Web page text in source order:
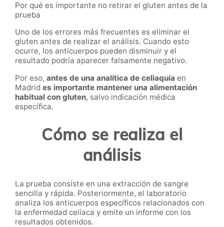
Por qué es importante no retirar el gluten antes de la
prueba
Uno de los errores más frecuentes es eliminar el
gluten antes de realizar el análisis. Cuando esto
ocurre, los anticuerpos pueden disminuir y el
resultado podría aparecer falsamente negativo.
Por eso, antes de una analítica de celiaquía en
Madrid es importante mantener una alimentación
habitual con gluten, salvo indicación médica
específica.
Cómo se realiza el
análisis
La prueba consiste en una extracción de sangre
sencilla y rápida. Posteriormente, el laboratorio
analiza los anticuerpos específicos relacionados con
la enfermedad celíaca y emite un informe con los
resultados obtenidos.